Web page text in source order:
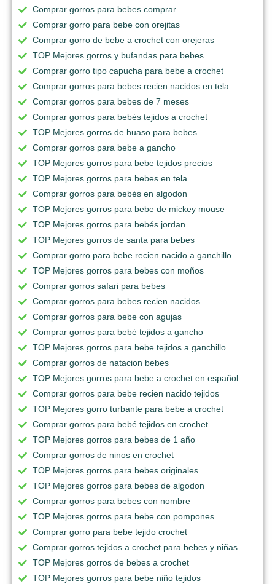
Comprar gorros para bebes comprar
Comprar gorro para bebe con orejitas
Comprar gorro de bebe a crochet con orejeras
TOP Mejores gorros y bufandas para bebes
Comprar gorro tipo capucha para bebe a crochet
Comprar gorros para bebes recien nacidos en tela
Comprar gorros para bebes de 7 meses
Comprar gorros para bebés tejidos a crochet
TOP Mejores gorros de huaso para bebes
Comprar gorros para bebe a gancho
TOP Mejores gorros para bebe tejidos precios
TOP Mejores gorros para bebes en tela
Comprar gorros para bebés en algodon
TOP Mejores gorros para bebe de mickey mouse
TOP Mejores gorros para bebés jordan
TOP Mejores gorros de santa para bebes
Comprar gorro para bebe recien nacido a ganchillo
TOP Mejores gorros para bebes con moños
Comprar gorros safari para bebes
Comprar gorros para bebes recien nacidos
Comprar gorros para bebe con agujas
Comprar gorros para bebé tejidos a gancho
TOP Mejores gorros para bebe tejidos a ganchillo
Comprar gorros de natacion bebes
TOP Mejores gorros para bebe a crochet en español
Comprar gorros para bebe recien nacido tejidos
TOP Mejores gorro turbante para bebe a crochet
Comprar gorros para bebé tejidos en crochet
TOP Mejores gorros para bebes de 1 año
Comprar gorros de ninos en crochet
TOP Mejores gorros para bebes originales
TOP Mejores gorros para bebes de algodon
Comprar gorros para bebes con nombre
TOP Mejores gorros para bebe con pompones
Comprar gorro para bebe tejido crochet
Comprar gorros tejidos a crochet para bebes y niñas
TOP Mejores gorros de bebes a crochet
TOP Mejores gorros para bebe niño tejidos